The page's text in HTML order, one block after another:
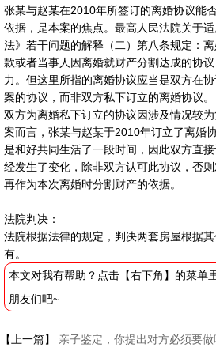
张某与赵某在2010年所签订的离婚协议能
依据，是本案的焦点。最高人民法院关于
法》若干问题的解释（二）第八条规定：
款或者当事人因离婚就财产分割达成的协
力。但这里所指的离婚协议应当是双方在
案的协议，而非双方私下订立的离婚协议。
双方为离婚私下订立的协议因涉及情况较
案而言，张某与赵某于2010年订立了离婚
是和好共同生活了一段时间，因此双方直
经发生了变化，除非双方认可此协议，否
再作为本次离婚时分割财产的依据。
法院判决：
法院根据法律的规定，判决两套房屋根据
有。
本文对我有帮助？点击【右下角】的菜单
朋友们吧~
【上一篇】
亲子鉴定，你提出对方必须要做